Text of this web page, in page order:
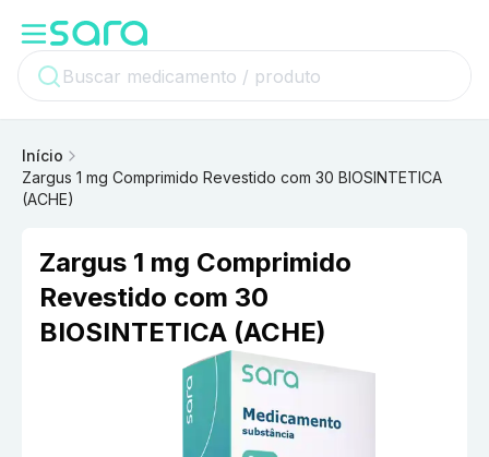
Início
Zargus 1 mg Comprimido Revestido com 30 BIOSINTETICA
(ACHE)
Zargus 1 mg Comprimido
Revestido com 30
BIOSINTETICA (ACHE)